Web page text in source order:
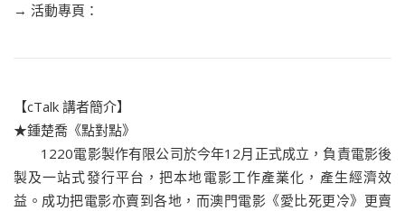
→ 活動專頁：
【cTalk 講者簡介】
★鍾楚喬《點對點》
1220電影製作有限公司於今年12月正式成立，負責電影後
製及一站式發行平台，把本地電影工作產業化，產生經濟效
益。成功把電影亦賣到各地，而澳門電影《愛比死更冷》更賣